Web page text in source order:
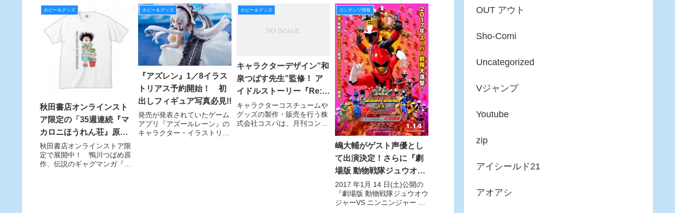
ホビー＆グッズ
秋田書店オンラインスト
ア限定の「35週連続『マ
カロニほうれん荘』原画
＆扉絵Tシャツ企画」より
第14弾を紹介！
秋田書店オンラインストア限
定で展開中！ 鴨川つばめ原
作、伝説のギャグマンガ『マ
ホビー＆グッズ
『アズレン』1／8イラス
トリアス予約開始！ 初
出しフィギュア写真必見!!
発売が発表されていたゲーム
アプリ『アズールレーン』の
キャラクター・イラストリア
ホビー＆グッズ
キャラクターデザイン”和
泉つばす先生”監修！ ア
イドルストーリー『Re:ス
テージ！』公式制服が登
場
キャラクターコスチュームや
グッズの製作・販売を行う株
式会社コスパは、月刊コンプ
コンテンツ情報
嶋大輔がゲスト声優とし
て出演決定！さらに『劇
場版 動物戦隊ジュウオウ
ジャーVS ニンニンジャー
未来からのメッセージ
from スーパー戦隊』のポ
2017 年1月 14 日(土)公開の
『劇場版 動物戦隊ジュウオウ
ジャーVS ニンニンジャー 未
OUT アウト
Sho-Comi
Uncategorized
Vジャンプ
Youtube
zip
アイシールド21
アオアシ